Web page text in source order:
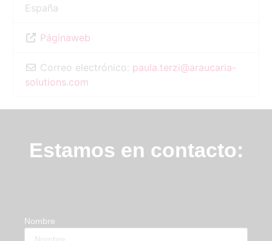
España
Páginaweb
Correo electrónico: paula.terzi@araucaria-
solutions.com
Estamos en contacto:
Nombre